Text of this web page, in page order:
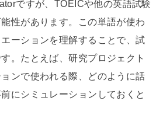
ですが、TOEICや他の英語試験
性があります。この単語が使わ
ーションを理解することで、試
。たとえば、研究プロジェクト
ンで使われる際、どのように話
にシミュレーションしておくと